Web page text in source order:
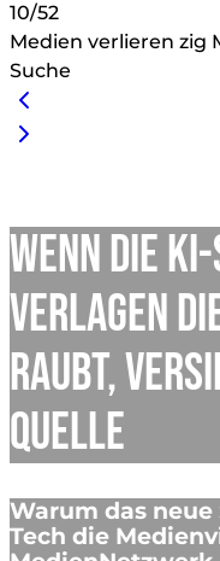
10/52
Medien verlieren zig
Suche
Wenn die
Verlagen
raubt,
Quelle
Warum das
Tech die